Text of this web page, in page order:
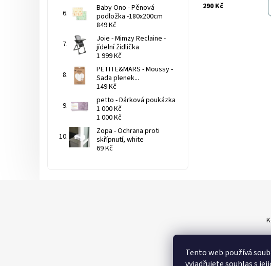
290 Kč
Baby Ono - Pěnová
podložka -180x200cm
849 Kč
Joie - Mimzy Reclaine -
jídelní židlička
1 999 Kč
PETITE&MARS - Moussy -
Sada plenek...
149 Kč
petto - Dárková poukázka
1 000 Kč
1 000 Kč
Zopa - Ochrana proti
skřípnutí, white
69 Kč
Tento web používá